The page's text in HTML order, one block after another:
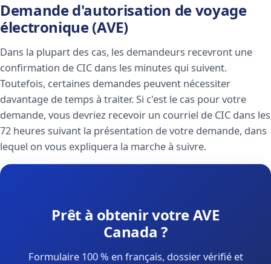
Demande d'autorisation de voyage
électronique (AVE)
Dans la plupart des cas, les demandeurs recevront une
confirmation de CIC dans les minutes qui suivent.
Toutefois, certaines demandes peuvent nécessiter
davantage de temps à traiter. Si c'est le cas pour votre
demande, vous devriez recevoir un courriel de CIC dans les
72 heures suivant la présentation de votre demande, dans
lequel on vous expliquera la marche à suivre.
Prêt à obtenir votre AVE
Canada ?
Formulaire 100 % en français, dossier vérifié et